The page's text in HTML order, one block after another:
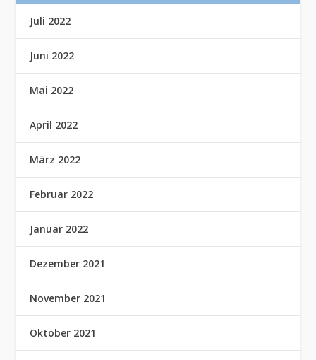
Juli 2022
Juni 2022
Mai 2022
April 2022
März 2022
Februar 2022
Januar 2022
Dezember 2021
November 2021
Oktober 2021